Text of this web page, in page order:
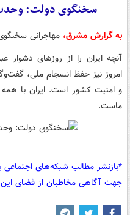
سخنگوی دولت: وحدت
به گزارش مشرق، مهاجرانی
آنچه ایران را از روزهای دشوار
امروز نیز حفظ انسجام ملی،
و امنیت کشور است. ایران با
ماست.
*بازنشر مطالب شبکه‌های اجتماعی
جهت آگاهی مخاطبان از فضای